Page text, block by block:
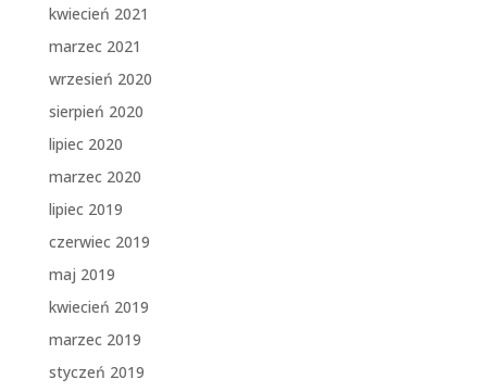
kwiecień 2021
marzec 2021
wrzesień 2020
sierpień 2020
lipiec 2020
marzec 2020
lipiec 2019
czerwiec 2019
maj 2019
kwiecień 2019
marzec 2019
styczeń 2019